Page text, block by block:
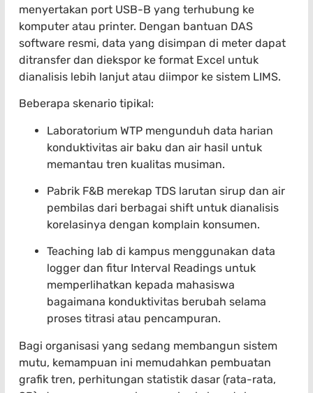
menyertakan port USB-B yang terhubung ke
komputer atau printer. Dengan bantuan DAS
software resmi, data yang disimpan di meter dapat
ditransfer dan diekspor ke format Excel untuk
dianalisis lebih lanjut atau diimpor ke sistem LIMS.
Beberapa skenario tipikal:
Laboratorium WTP mengunduh data harian
konduktivitas air baku dan air hasil untuk
memantau tren kualitas musiman.
Pabrik F&B merekap TDS larutan sirup dan air
pembilas dari berbagai shift untuk dianalisis
korelasinya dengan komplain konsumen.
Teaching lab di kampus menggunakan data
logger dan fitur Interval Readings untuk
memperlihatkan kepada mahasiswa
bagaimana konduktivitas berubah selama
proses titrasi atau pencampuran.
Bagi organisasi yang sedang membangun sistem
mutu, kemampuan ini memudahkan pembuatan
grafik tren, perhitungan statistik dasar (rata-rata,